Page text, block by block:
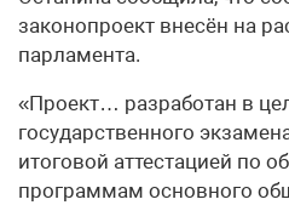
законопроект внесён на
парламента.
«Проект… разработан в
государственного
итоговой аттестацией по
программам основного